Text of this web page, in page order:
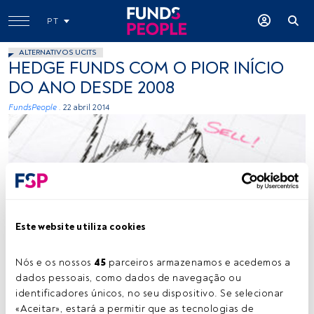
Este website utiliza cookies
Nós e os nossos 45 parceiros armazenamos e acedemos a
dados pessoais, como dados de navegação ou
identificadores únicos, no seu dispositivo. Se selecionar
«Aceitar», estará a permitir que as tecnologias de
PT
ALTERNATIVOS UCITS
HEDGE FUNDS COM O PIOR INÍCIO
DO ANO DESDE 2008
FundsPeople . 22 abril 2014
Hedgefund Joseph Healey, Flickr, Creaative Commons
Tempo de leitura:1 min.